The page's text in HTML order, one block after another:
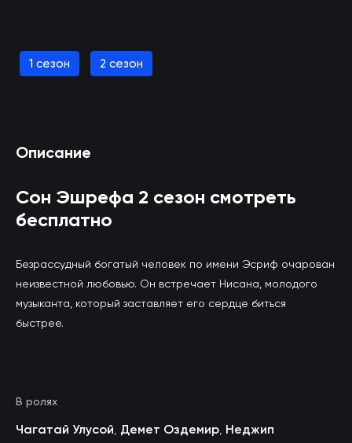
(вы будете перенаправлены на другой сайт)
1 сезон 2 сезон
Описание
Сон Эшрефа 2 сезон смотреть
бесплатно
Безрассудный богатый человек по имени Эсриф очарован
неизвестной любовью. Он встречает Нисана, молодого
музыканта, который заставляет его сердце биться
быстрее.
В ролях
Чагатай Улусой Демет Оздемир Неджип